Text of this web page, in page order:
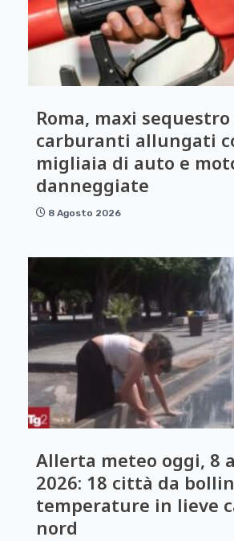
Roma, maxi
carburanti allungati
migliaia di auto e
danneggiate
8 Agosto 2026
Allerta meteo oggi, 8
2026: 18 città da
temperature in lieve
nord